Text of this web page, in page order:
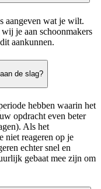
aangeven wat je wilt.
je aan schoonmakers
aankunnen.
de slag?
hebben waarin het
opdracht even beter
Als het
niet reageren op je
echter snel en
gebaat mee zijn om